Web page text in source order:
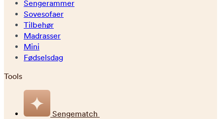
Sengerammer
Sovesofaer
Tilbehør
Madrasser
Mini
Fødselsdag
Tools
Sengematch